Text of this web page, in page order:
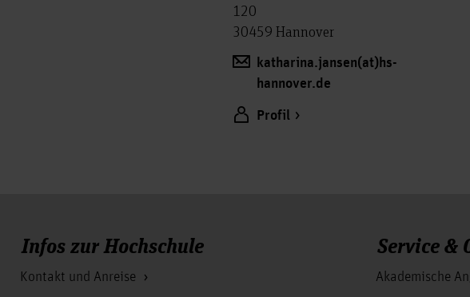
120
30459 Hannover
katharina.jansen(at)hs-
hannover.de
Profil
Infos zur Hochschule
Kontakt und Anreise
Service &
Akademische